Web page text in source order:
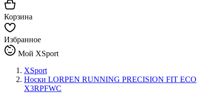
Корзина
Избранное
Мой XSport
XSport
Носки LORPEN RUNNING PRECISION FIT ECO
X3RPFWC